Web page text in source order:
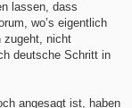
lassen, dass
wo’s eigentlich
zugeht, nicht
deutsche Schritt in
angesagt ist, haben